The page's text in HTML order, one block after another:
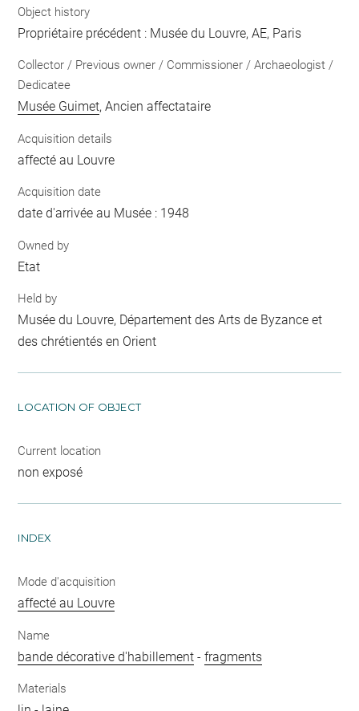
Object history
Propriétaire précédent : Musée du Louvre, AE, Paris
Collector / Previous owner / Commissioner / Archaeologist /
Dedicatee
Musée Guimet, Ancien affectataire
Acquisition details
affecté au Louvre
Acquisition date
date d'arrivée au Musée : 1948
Owned by
Etat
Held by
Musée du Louvre, Département des Arts de Byzance et
des chrétientés en Orient
LOCATION OF OBJECT
Current location
non exposé
INDEX
Mode d'acquisition
affecté au Louvre
Name
bande décorative d'habillement -fragments
Materials